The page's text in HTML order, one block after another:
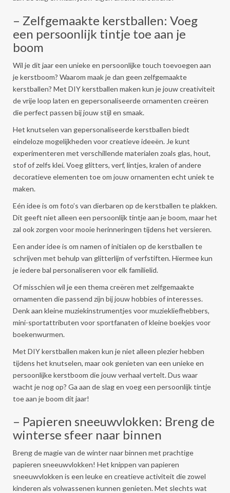
– Zelfgemaakte kerstballen: Voeg
een persoonlijk tintje toe aan je
boom
Wil je dit jaar een unieke en persoonlijke touch toevoegen aan
je kerstboom? Waarom maak je dan geen zelfgemaakte
kerstballen? Met DIY kerstballen maken kun je jouw creativiteit
de vrije loop laten en gepersonaliseerde ornamenten creëren
die perfect passen bij jouw stijl en smaak.
Het knutselen van gepersonaliseerde kerstballen biedt
eindeloze mogelijkheden voor creatieve ideeën. Je kunt
experimenteren met verschillende materialen zoals glas, hout,
stof of zelfs klei. Voeg glitters, verf, lintjes, kralen of andere
decoratieve elementen toe om jouw ornamenten echt uniek te
maken.
Eén idee is om foto’s van dierbaren op de kerstballen te plakken.
Dit geeft niet alleen een persoonlijk tintje aan je boom, maar het
zal ook zorgen voor mooie herinneringen tijdens het versieren.
Een ander idee is om namen of initialen op de kerstballen te
schrijven met behulp van glitterlijm of verfstiften. Hiermee kun
je iedere bal personaliseren voor elk familielid.
Of misschien wil je een thema creëren met zelfgemaakte
ornamenten die passend zijn bij jouw hobbies of interesses.
Denk aan kleine muziekinstrumentjes voor muziekliefhebbers,
mini-sportattributen voor sportfanaten of kleine boekjes voor
boekenwurmen.
Met DIY kerstballen maken kun je niet alleen plezier hebben
tijdens het knutselen, maar ook genieten van een unieke en
persoonlijke kerstboom die jouw verhaal vertelt. Dus waar
wacht je nog op? Ga aan de slag en voeg een persoonlijk tintje
toe aan je boom dit jaar!
– Papieren sneeuwvlokken: Breng de
winterse sfeer naar binnen
Breng de magie van de winter naar binnen met prachtige
papieren sneeuwvlokken! Het knippen van papieren
sneeuwvlokken is een leuke en creatieve activiteit die zowel
kinderen als volwassenen kunnen genieten. Met slechts wat